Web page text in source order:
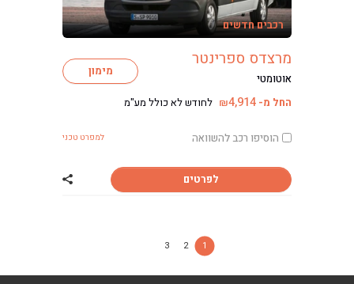
רכבים חדשים
מרצדס ספרינטר
אוטומטי מימון
החל מ- ₪4,914 לחודש לא כולל מע"מ
הוסיפו רכב להשוואה למפרט טכני
לפרטים שתף רכב
1
2
3